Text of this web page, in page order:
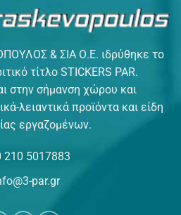
& ΣΙΑ Ο.Ε. ιδρύθηκε το
τίτλο STICKERS PAR.
στην σήμανση χώρου και
λειαντικά προϊόντα και είδη
εργαζομένων.
210 5017883
par.gr